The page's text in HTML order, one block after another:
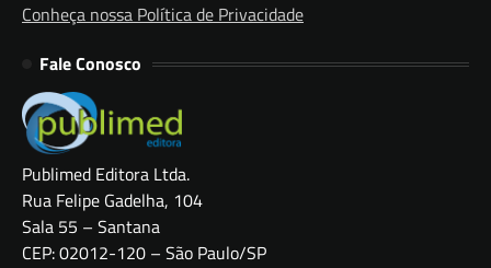
Conheça nossa Política de Privacidade
Fale Conosco
Publimed Editora Ltda.
Rua Felipe Gadelha, 104
Sala 55 – Santana
CEP: 02012-120 – São Paulo/SP